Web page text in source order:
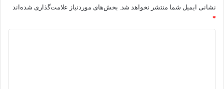
نشانی ایمیل شما منتشر نخواهد شد. بخش‌های موردنیاز علامت‌گذاری شده‌اند
*